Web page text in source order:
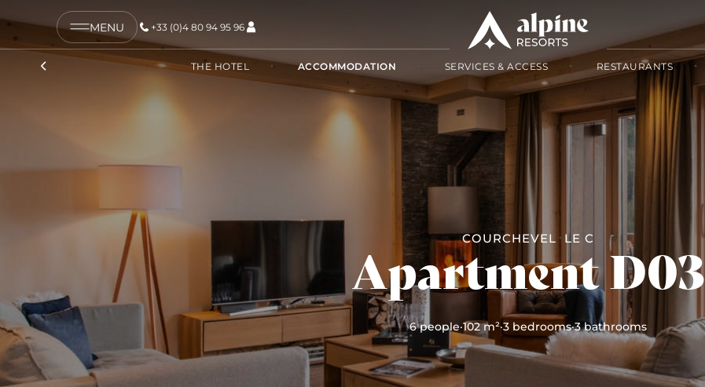
MENU +33 (0)4 80 94 95 96
THE HOTEL ACCOMMODATION SERVICES & ACCESS RESTAURANTS
COURCHEVEL LE C
Apartment D03
6 people·102 m²·3 bedrooms·3 bathrooms
COPY LINK